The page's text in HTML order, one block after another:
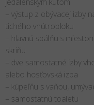
– výstup z obývacej izby
tichého vnútrobloku
– hlavnú spálňu s
skriňu
– dve samostatné izby
alebo hosťovská izba
– kúpeľňu s vaňou,
– samostatnú toaletu